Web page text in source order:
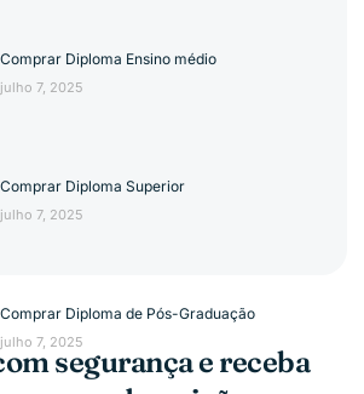
Comprar Diploma Ensino médio
julho 7, 2025
Comprar Diploma Superior
julho 7, 2025
Comprar Diploma de Pós-Graduação
julho 7, 2025
segurança e receba